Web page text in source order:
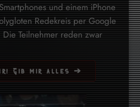
und einem iPhone
Redekreis per Google
Die Teilnehmer reden zwar
Gib mir alles ➔